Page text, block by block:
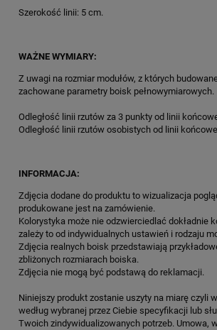
Szerokość linii: 5 cm.
WAŻNE WYMIARY:
Z uwagi na rozmiar modułów, z których
zachowane parametry boisk pełnowymiarowych.
Odległość linii rzutów za 3 punkty od linii
Odległość linii rzutów osobistych od linii
INFORMACJA:
Zdjęcia dodane do produktu to wizualizacja
produkowane jest na zamówienie.
Kolorystyka może nie odzwierciedlać dokładnie
zależy to od indywidualnych ustawień i rodzaju
Zdjęcia realnych boisk przedstawiają
zbliżonych rozmiarach boiska.
Zdjęcia nie mogą być podstawą do reklamacji.
Niniejszy produkt zostanie uszyty na miarę czyli
według wybranej przez Ciebie specyfikacji lub
Twoich zindywidualizowanych potrzeb. Umowa,